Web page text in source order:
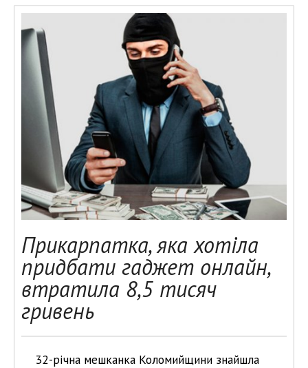
Прикарпатка, яка хотіла
придбати гаджет онлайн,
втратила 8,5 тисяч
гривень
32-річна мешканка Коломийщини знайшла